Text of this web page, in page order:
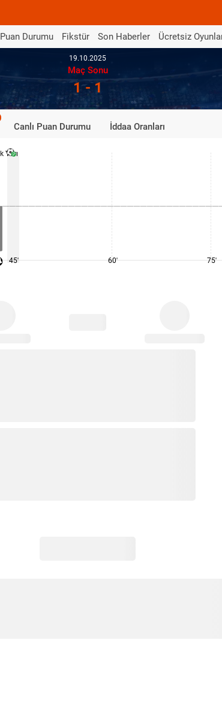
Puan Durumu Fikstür Son Haberler Ücretsiz
19.10.2025
Maç Sonu
1 - 1
Canlı Puan Durumu İddaa Oranları
İlk Yarı
45' 60' 75'